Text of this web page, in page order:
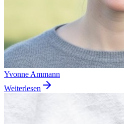
Yvonne Ammann
Weiterlesen